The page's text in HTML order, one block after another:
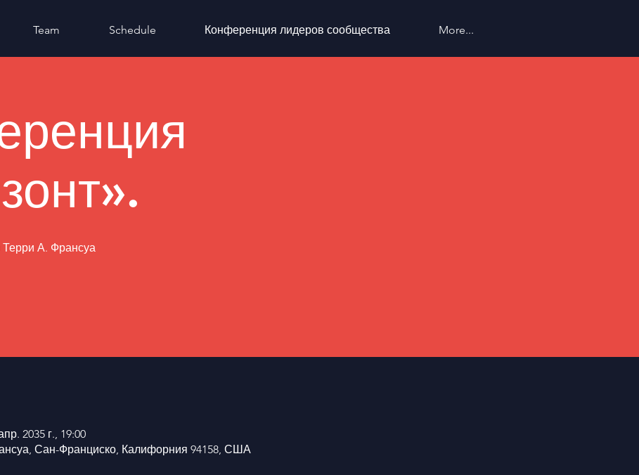
Team Schedule Конференция лидеров сообщества More...
Терри А. Франсуа
2035 г., 19:00
Сан-Франциско, Калифорния 94158, США